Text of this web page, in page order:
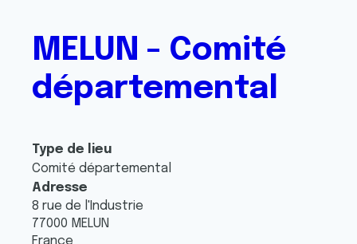
MELUN - Comité
départemental
Type de lieu
Comité départemental
Adresse
8 rue de l'Industrie
77000 MELUN
France